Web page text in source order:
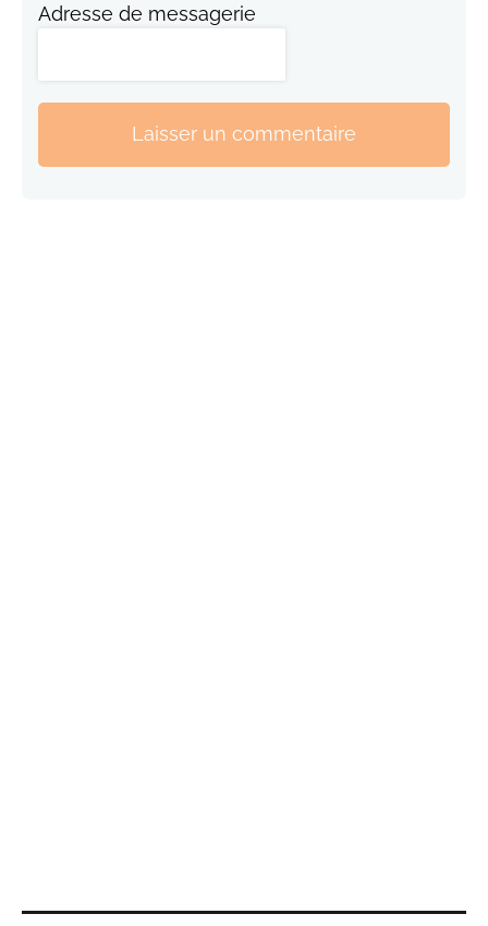
Adresse de messagerie
Laisser un commentaire